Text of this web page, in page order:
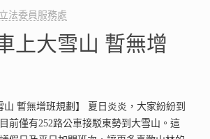
法委員服務處
上大雪山 暫無增
山 暫無增班規劃】 夏日炎炎，大家紛紛到
前僅有252路公車接駁東勢到大雪山。這